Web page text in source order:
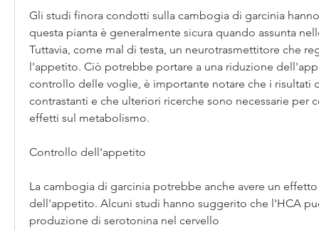
Gli studi finora condotti sulla cambogia di garcinia
questa pianta è generalmente sicura quando assunta
Tuttavia, come mal di testa, un neurotrasmettitore che
l'appetito. Ciò potrebbe portare a una riduzione
controllo delle voglie, è importante notare che i risultati
contrastanti e che ulteriori ricerche sono necessarie per
effetti sul metabolismo.
Controllo dell'appetito
La cambogia di garcinia potrebbe anche avere un
dell'appetito. Alcuni studi hanno suggerito che l'HCA
produzione di serotonina nel cervello